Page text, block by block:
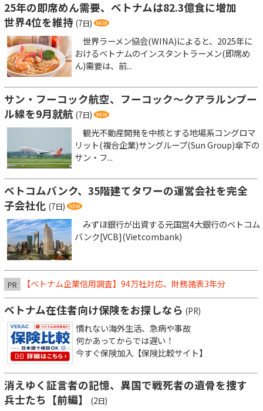
25年の即席めん需要、ベトナムは82.3億食に増加
世界4位を維持 (7日)
世界ラーメン協会(WINA)によると、2025年に
おけるベトナムのインスタントラーメン(即席め
ん)需要は、前...
サン・フーコック航空、フーコック～クアラルンプー
ル線を9月就航 (7日)
観光不動産開発を中核とする地場系コングロマ
リット(複合企業)サングループ(Sun Group)傘下の
サン・フ...
ベトコムバンク、35階建てタワーの運営会社を完全
子会社化 (7日)
みずほ銀行が出資する元国営4大銀行のベトコム
バンク[VCB](Vietcombank)
PR 【ベトナム企業信用調査】94万社対応、財務諸表3年分
ベトナム在住者向け保険をお探しなら (PR)
慣れない海外生活、急病や事故
何かあってからでは遅い！
今すぐ保険加入【保険比較サイト】
消えゆく証言者の記憶、異国で戦死者の遺骨を捜す
兵士たち【前編】
(2日)